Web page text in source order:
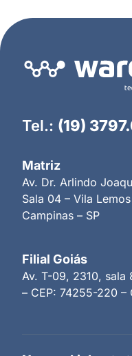
Tel.: (19)
Matriz
Av. Dr. Arlindo
Sala 04 – Vila
Campinas – SP
Filial Goiás
Av. T-09, 2310, sala
– CEP: 74255-220 –